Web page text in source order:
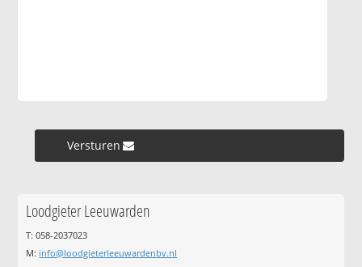
Versturen »
Loodgieter Leeuwarden
T: 058-2037023
M: info@loodgieterleeuwardenbv.nl